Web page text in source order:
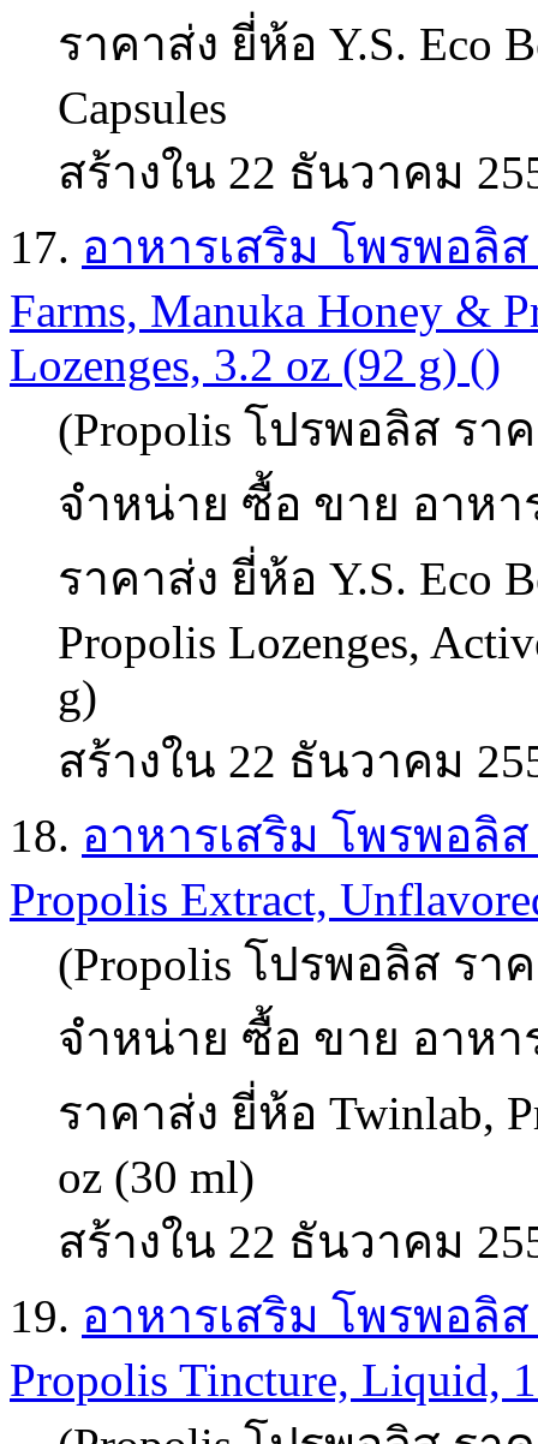
ราคาส่ง ยี่ห้อ Y.S. Eco
Capsules
สร้างใน 22 ธันวาคม
17. อาหารเสริม โพรพอลิส
Farms, Manuka Honey &
Lozenges, 3.2 oz (92 g) ()
(Propolis โปรพอลิส รา
จำหน่าย ซื้อ ขาย อาหา
ราคาส่ง ยี่ห้อ Y.S. Eco
Propolis Lozenges,
g)
สร้างใน 22 ธันวาคม
18. อาหารเสริม โพรพอลิส
Propolis Extract,
(Propolis โปรพอลิส รา
จำหน่าย ซื้อ ขาย อาหา
ราคาส่ง ยี่ห้อ Twinlab,
oz (30 ml)
สร้างใน 22 ธันวาคม
19. อาหารเสริม โพรพอลิส
Propolis Tincture, Liquid,